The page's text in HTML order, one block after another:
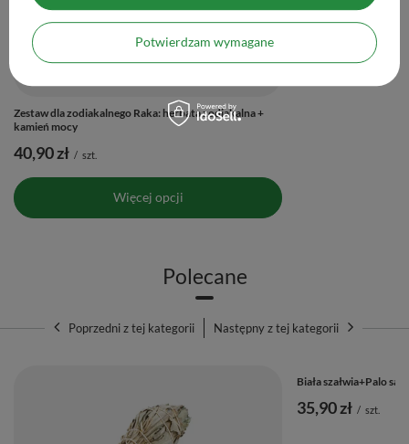
Zestaw dla zodiakalnego Raka: herbata zodiakalna +
kamień mocy
40,90 zł / szt.
Więcej opcji
Ilość produktów
Polecane
Poprzedni z tej kategorii Następny z tej kategorii
Biała szałwia+Palo
35,90 zł / szt.
Potwierdzam wymagane